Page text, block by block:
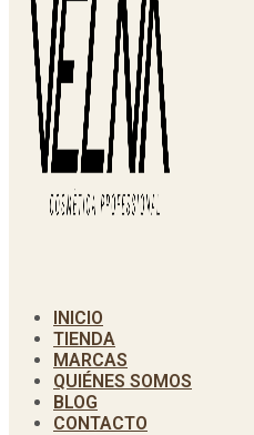
INICIO
TIENDA
MARCAS
QUIÉNES SOMOS
BLOG
CONTACTO